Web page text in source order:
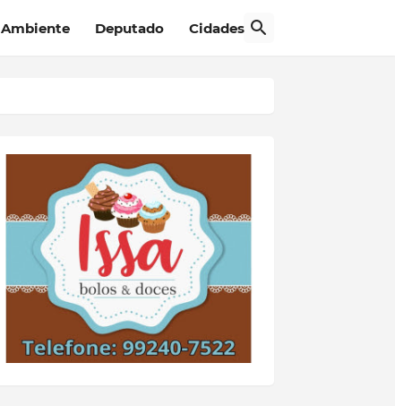
Ambiente Deputado Cidades